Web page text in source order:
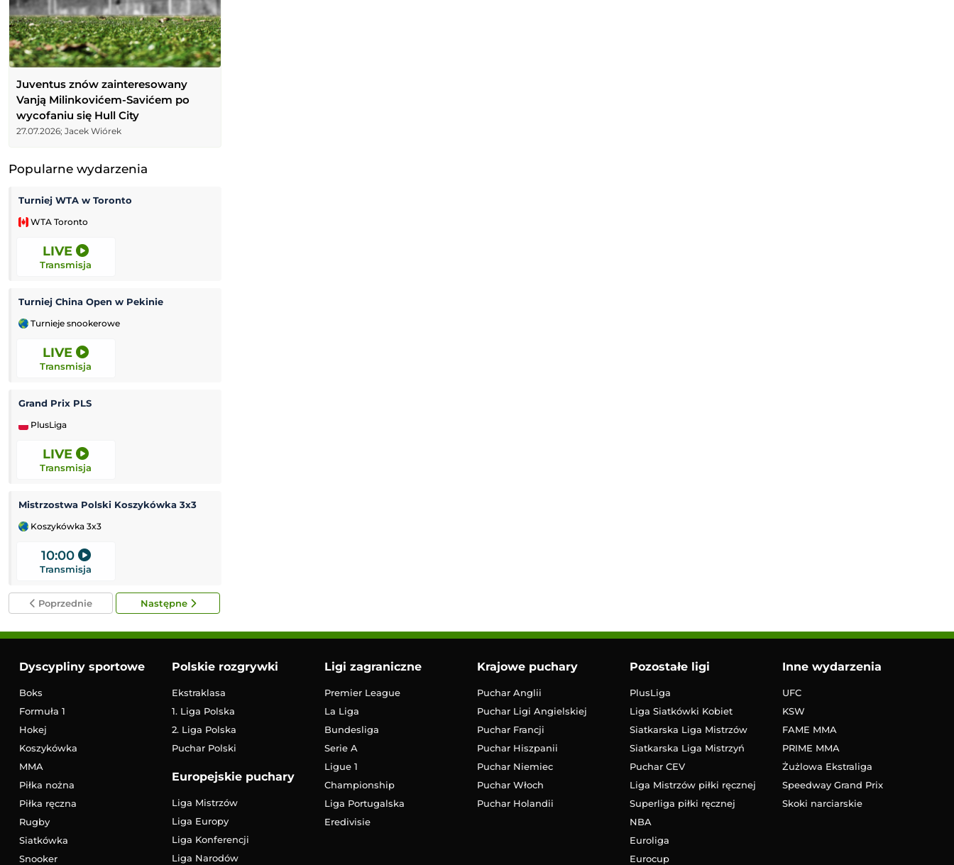
Juventus znów zainteresowany
Vanją Milinkovićem-Savićem po
wycofaniu się Hull City
27.07.2026; Jacek Wiórek
Popularne wydarzenia
Turniej WTA w Toronto
WTA Toronto
LIVE
Transmisja
Turniej China Open w Pekinie
Turnieje snookerowe
LIVE
Transmisja
Grand Prix PLS
PlusLiga
LIVE
Transmisja
Mistrzostwa Polski Koszykówka 3x3
Koszykówka 3x3
10:00
Transmisja
Poprzednie Następne
Dyscypliny sportowe
Boks
Formuła 1
Hokej
Koszykówka
MMA
Piłka nożna
Piłka ręczna
Rugby
Siatkówka
Snooker
Polskie rozgrywki
Ekstraklasa
1. Liga Polska
2. Liga Polska
Puchar Polski
Europejskie puchary
Liga Mistrzów
Liga Europy
Liga Konferencji
Liga Narodów
Ligi zagraniczne
Premier League
La Liga
Bundesliga
Serie A
Ligue 1
Championship
Liga Portugalska
Eredivisie
Krajowe puchary
Puchar Anglii
Puchar Ligi Angielskiej
Puchar Francji
Puchar Hiszpanii
Puchar Niemiec
Puchar Włoch
Puchar Holandii
Pozostałe ligi
PlusLiga
Liga Siatkówki Kobiet
Siatkarska Liga Mistrzów
Siatkarska Liga Mistrzyń
Puchar CEV
Liga Mistrzów piłki ręcznej
Superliga piłki ręcznej
NBA
Euroliga
Eurocup
Inne wydarzenia
UFC
KSW
FAME MMA
PRIME MMA
Żużlowa Ekstraliga
Speedway Grand Prix
Skoki narciarskie